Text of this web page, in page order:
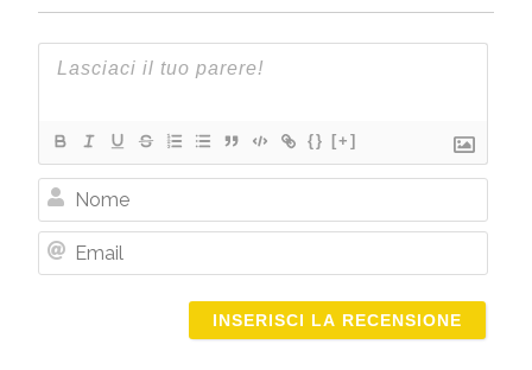
{} [+]
Nome